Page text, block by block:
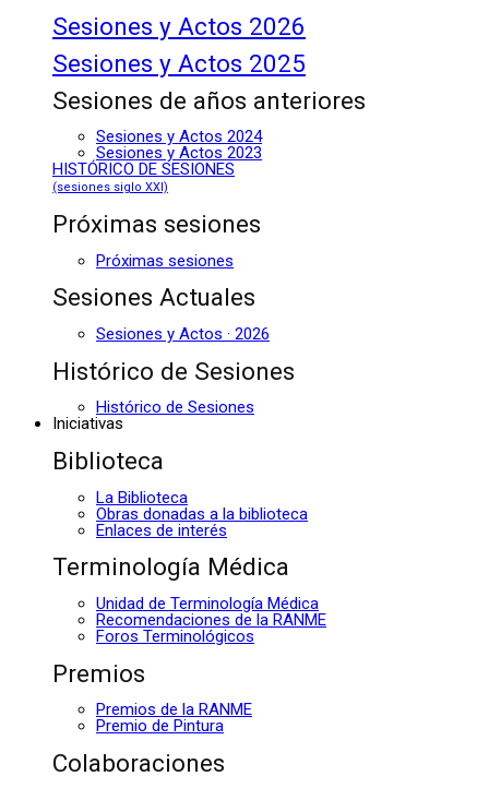
Sesiones y Actos 2026
Sesiones y Actos 2025
Sesiones de años anteriores
Sesiones y Actos 2024
Sesiones y Actos 2023
HISTÓRICO DE SESIONES
(sesiones siglo XXI)
Próximas sesiones
Próximas sesiones
Sesiones Actuales
Sesiones y Actos · 2026
Histórico de Sesiones
Histórico de Sesiones
Iniciativas
Biblioteca
La Biblioteca
Obras donadas a la biblioteca
Enlaces de interés
Terminología Médica
Unidad de Terminología Médica
Recomendaciones de la RANME
Foros Terminológicos
Premios
Premios de la RANME
Premio de Pintura
Colaboraciones